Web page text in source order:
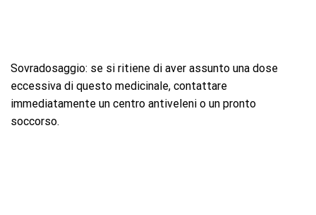
Sovradosaggio: se si ritiene di aver assunto una dose
eccessiva di questo medicinale, contattare
immediatamente un centro antiveleni o un pronto
soccorso.